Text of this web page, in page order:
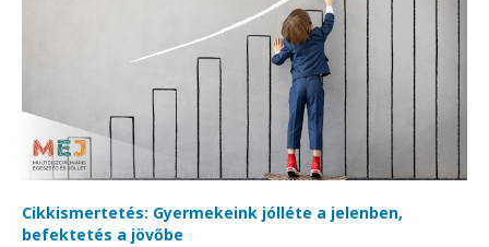
Cikkismertetés: Gyermekeink jólléte a jelenben,
befektetés a jövőbe